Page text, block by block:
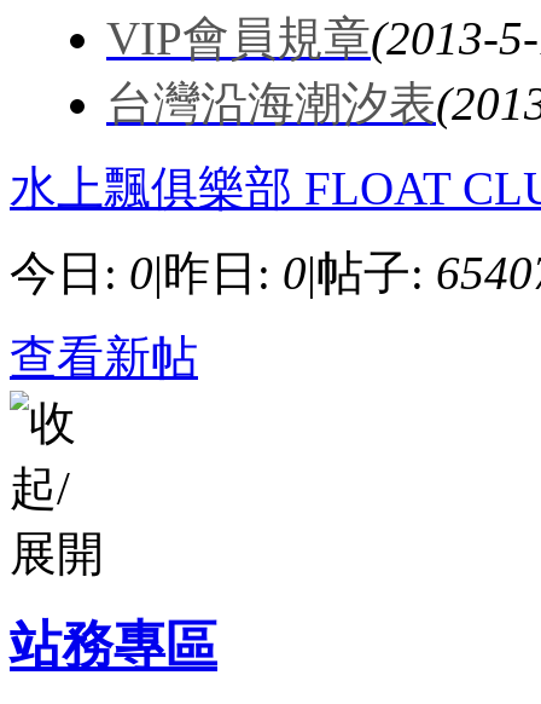
VIP會員規章(2013-
台灣沿海潮汐表
水上飄俱樂部 FLOAT
今日: 0|昨日: 0|帖子:
查看新帖
站務專區